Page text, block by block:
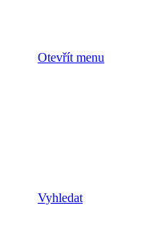
Otevřít menu
Vyhledat